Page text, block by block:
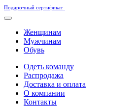
Подарочный сертификат
Женщинам
Мужчинам
Обувь
Одеть команду
Распродажа
Доставка и оплата
О компании
Контакты